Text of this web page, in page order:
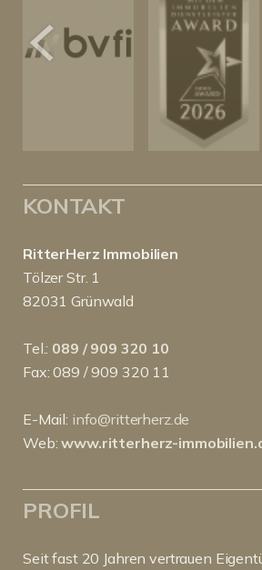
KONTAKT
RitterHerz Immobilien
Tölzer Str. 1
82031 Grünwald
Tel.: 089 / 909 320 10
Fax: 089 / 909 320 11
E-Mail: info@ritterherz.de
Web:www.ritterherz-
PROFIL
Seit fast 20 Jahren vertrauen